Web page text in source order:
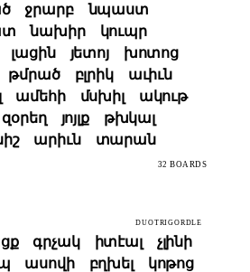
ջրարբ
նպաստ
նախիր
կուպր
լացին յետոյ
խոտոց
թմրած բլրիկ
աւիւն
ամեհի մսխիլ
ակութ
զօրեղ յոյլք
թխկալ
արիւն տարան
32 BOARDS
DUOTRIGORDLE
գրչակ իտէալ
չլինի
ասովի բղխել
կոթոց